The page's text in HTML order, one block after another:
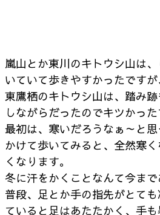
嵐山とか東川のキトウシ山は
いていて歩きやすかったですが
東鷹栖のキトウシ山は、踏み
しながらだったのでキツかった
最初は、寒いだろうなぁ～と思
かけて歩いてみると、全然寒
くなります。
冬に汗をかくことなんて今まで
普段、足とか手の指先がとて
ていると 足はあたたかく、手